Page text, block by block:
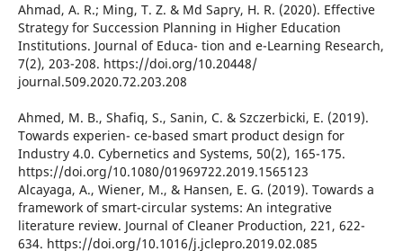
Ahmad, A. R.; Ming, T. Z. & Md Sapry, H. R. (2020). Effective
Strategy for Succession Planning in Higher Education
Institutions. Journal of Educa- tion and e-Learning Research,
7(2), 203-208. https://doi.org/10.20448/
journal.509.2020.72.203.208
Ahmed, M. B., Shafiq, S., Sanin, C. & Szczerbicki, E. (2019).
Towards experien- ce-based smart product design for
Industry 4.0. Cybernetics and Systems, 50(2), 165-175.
https://doi.org/10.1080/01969722.2019.1565123
Alcayaga, A., Wiener, M., & Hansen, E. G. (2019). Towards a
framework of smart-circular systems: An integrative
literature review. Journal of Cleaner Production, 221, 622-
634. https://doi.org/10.1016/j.jclepro.2019.02.085